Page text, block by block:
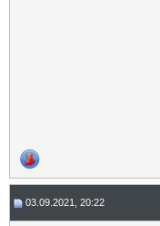
03.09.2021, 20:22